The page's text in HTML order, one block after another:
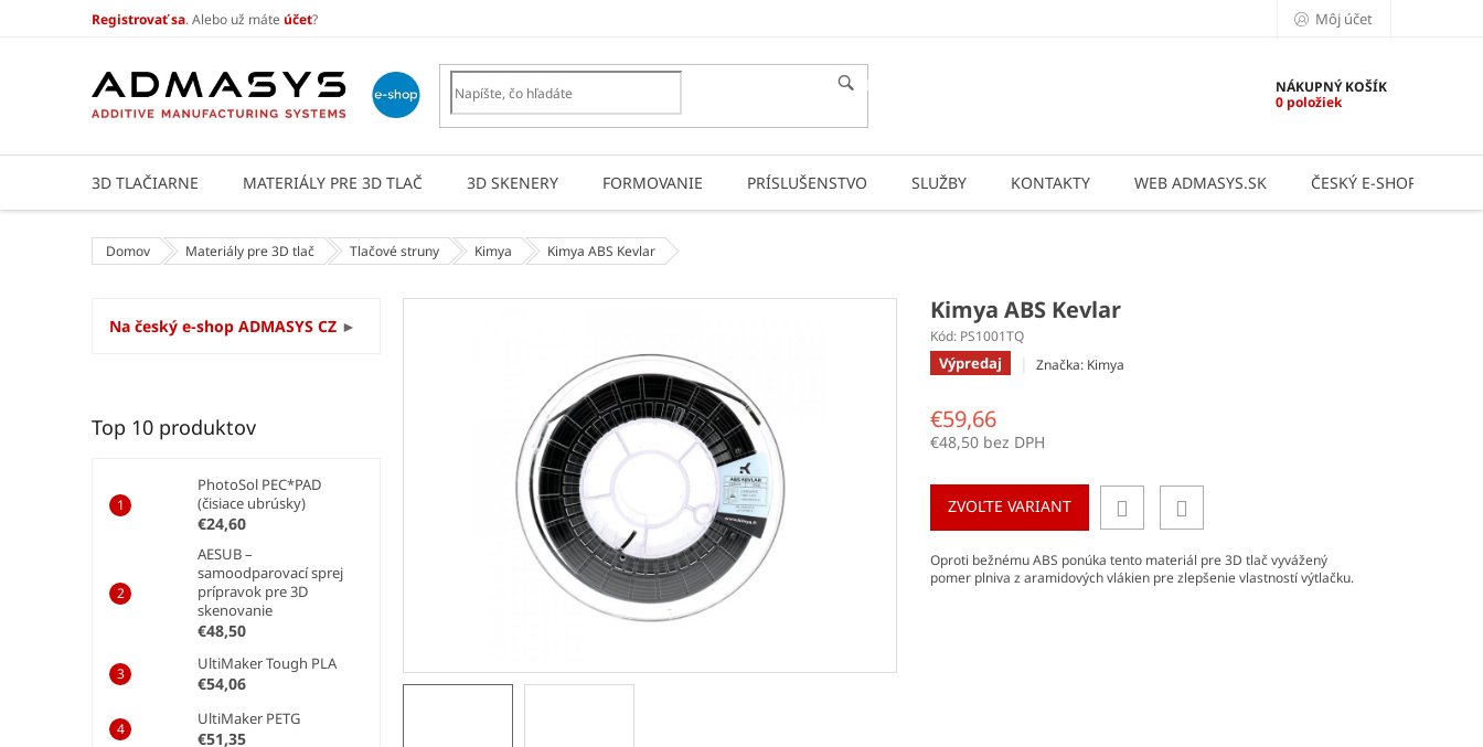
Registrovať sa. Alebo už máte účet? Môj účet
HĽADAŤ
NÁKUPNÝ KOŠÍK
0 položiek
3D TLAČIARNE MATERIÁLY PRE 3D TLAČ 3D SKENERY FORMOVANIE PRÍSLUŠENSTVO SLUŽBY KONTAKTY WEB ADMASYS.SK ČESKÝ E-SHOP
Domov Materiály pre 3D tlač Tlačové struny Kimya Kimya ABS Kevlar
p
Na český e-shop ADMASYS CZ ►
Top 10 produktov
PhotoSol PEC*PAD
(čisiace ubrúsky)
€24,60
AESUB –
samoodparovací sprej
prípravok pre 3D
skenovanie
€48,50
UltiMaker Tough PLA
€54,06
UltiMaker PETG
€51,35
Kimya ABS Kevlar
Kód: PS1001TQ
Výpredaj Značka: Kimya
€59,66
€48,50 bez DPH
ZVOĽTE VARIANT
Oproti bežnému ABS ponúka tento materiál pre 3D tlač vyvážený
pomer plniva z aramidových vlákien pre zlepšenie vlastností výtlačku.